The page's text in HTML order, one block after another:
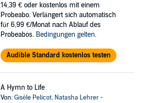
14,39 € oder kostenlos mit einem
Probeabo. Verlängert sich automatisch
für 6,99 €/Monat nach Ablauf des
Probeabos. Bedingungen gelten.
Audible Standard kostenlos testen
A Hymn to Life
Von:Gisèle Pelicot, Natasha Lehrer -